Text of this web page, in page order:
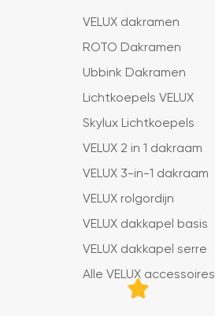
VELUX dakramen
ROTO Dakramen
Ubbink Dakramen
Lichtkoepels VELUX
Skylux Lichtkoepels
VELUX 2 in 1 dakraam
VELUX 3-in-1 dakraam
VELUX rolgordijn
VELUX dakkapel basis
VELUX dakkapel serre
Alle VELUX accessoires